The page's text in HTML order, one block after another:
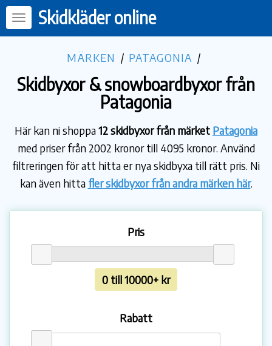
Skidkläder online
MÄRKEN / PATAGONIA /
Skidbyxor & snowboardbyxor från
Patagonia
Här kan ni shoppa12 skidbyxor från märket Patagonia
med priser från 2002 kronor till 4095 kronor. Använd
filtreringen för att hitta er nya skidbyxa till rätt pris. Ni
kan även hitta fler skidbyxor från andra märken här.
Pris
0 till 10000+ kr
Rabatt